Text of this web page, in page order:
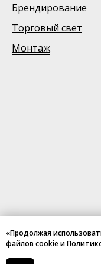
Брендирование
Торговый свет
Монтаж
«Продолжая
файлов cookie и